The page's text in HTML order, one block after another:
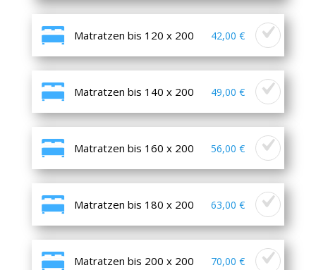
Matratzen bis 120 x 200 42,00 €
Matratzen bis 140 x 200 49,00 €
Matratzen bis 160 x 200 56,00 €
Matratzen bis 180 x 200 63,00 €
Matratzen bis 200 x 200 70,00 €